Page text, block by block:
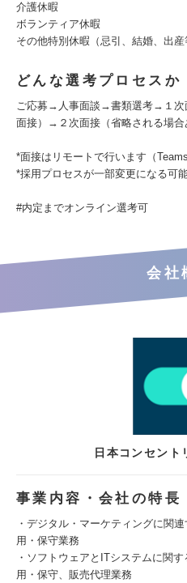
介護休暇
ボランティア休暇
その他特別休暇（忌引、結婚、出産
どんな選考プロセスか
ご応募→人事面談→書類選考→１次
面接）→２次面接（省略される場
*面接はリモートで行います（
*採用プロセスが一部変更になる可
#内定までオンライン選考可
会社
日本コンセント
事業内容・会社の特長
・デジタル・マーケティングに関
用・保守業務
・ソフトウェアとITシステムに関
用・保守、販売代理業務